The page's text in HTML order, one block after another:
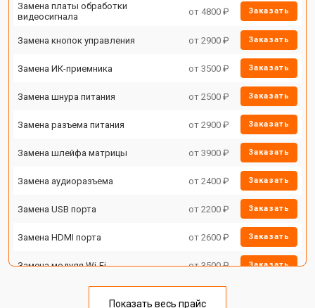
Замена платы обработки
видеосигнала
от 4800 ₽ Заказать
Замена кнопок управления от 2900 ₽ Заказать
Замена ИК-приемника от 3500 ₽ Заказать
Замена шнура питания от 2500 ₽ Заказать
Замена разъема питания от 2900 ₽ Заказать
Замена шлейфа матрицы от 3900 ₽ Заказать
Замена аудиоразъема от 2400 ₽ Заказать
Замена USB порта от 2200 ₽ Заказать
Замена HDMI порта от 2600 ₽ Заказать
Замена модуля Wi-Fi от 3500 ₽ Заказать
Показать весь прайс